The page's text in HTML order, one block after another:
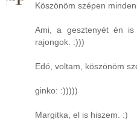
Köszönöm szépen
Ami, a gesztenyét én
rajongok. :)))
Edó, voltam, köszönöm
ginko: :)))))
Margitka, el is hiszem. :)